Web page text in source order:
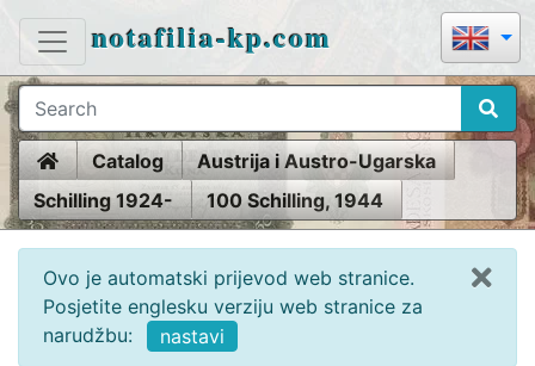
notafilia-kp.com
HomeCatalog
Austrija i Austro-Ugarska
Schilling 1924-
100 Schilling, 1944
Ovo je automatski prijevod web stranice.
Posjetite englesku verziju web stranice za
narudžbu:
nastavi